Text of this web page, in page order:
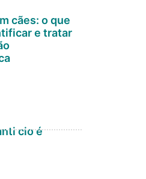
cães: o que
e tratar
cio é